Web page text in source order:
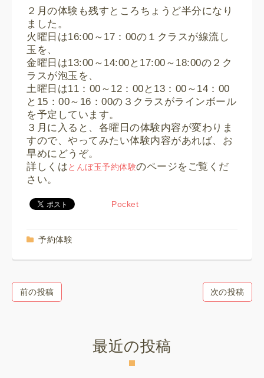
２月の体験も残すところちょうど半分になり
ました。
火曜日は16:00～17：00の１クラスが線流し
玉を、
金曜日は13:00～14:00と17:00～18:00の２ク
ラスが泡玉を、
土曜日は11：00～12：00と13：00～14：00
と15：00～16：00の３クラスがラインボール
を予定しています。
３月に入ると、各曜日の体験内容が変わりま
すので、やってみたい体験内容があれば、お
早めにどうぞ。
詳しくはとんぼ玉予約体験のページをご覧くだ
さい。
Pocket
予約体験
前の投稿 次の投稿
最近の投稿